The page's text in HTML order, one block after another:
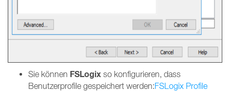
Sie können FSLogix so konfigurieren, dass
Benutzerprofile gespeichert werden:FSLogix Profile